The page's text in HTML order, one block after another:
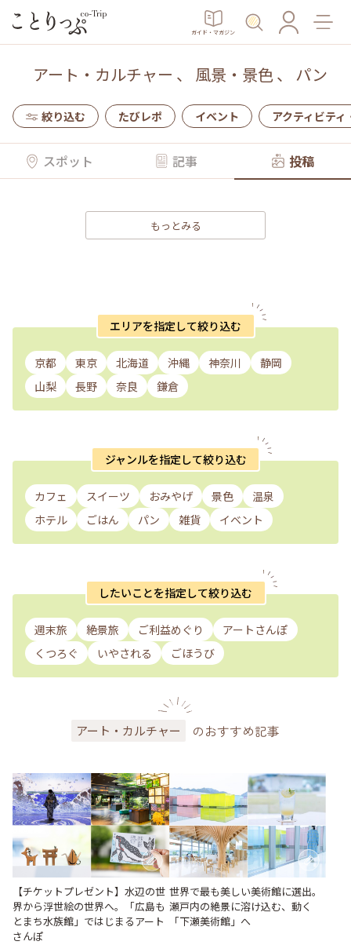
ガイド・マガジン
アート・カルチャー 、 風景・景色、 パン
絞り込む たびレポ イベント アクティビティ
スポット 記事 投稿
もっとみる
エリアを指定して絞り込む
京都 東京 北海道 沖縄 神奈川
静岡
山梨
長野 奈良 鎌倉
ジャンルを指定して絞り込む
カフェ スイーツ おみやげ 景色
温泉
ホテル
ごはん パン 雑貨 イベント
したいことを指定して絞り込む
週末旅 絶景旅 ご利益めぐり
アートさんぽ
くつろぐ
いやされる ごほうび
アート・カルチャー のおすすめ記事
【チケットプレゼント】水辺の世
界から浮世絵の世界へ。「広島も
とまち水族館」ではじまるアート
さんぽ
世界で最も美しい美術館に選出。
瀬戸内の絶景に溶け込む、動く
「下瀬美術館」へ